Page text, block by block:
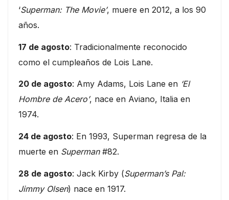
‘Superman: The Movie’, muere en 2012, a los 90
años.
17 de agosto: Tradicionalmente reconocido
como el cumpleaños de Lois Lane.
20 de agosto: Amy Adams, Lois Lane en ‘El
Hombre de Acero’, nace en Aviano, Italia en
1974.
24 de agosto: En 1993, Superman regresa de la
muerte en Superman#82.
28 de agosto: Jack Kirby (Superman’s Pal:
Jimmy Olsen) nace en 1917.